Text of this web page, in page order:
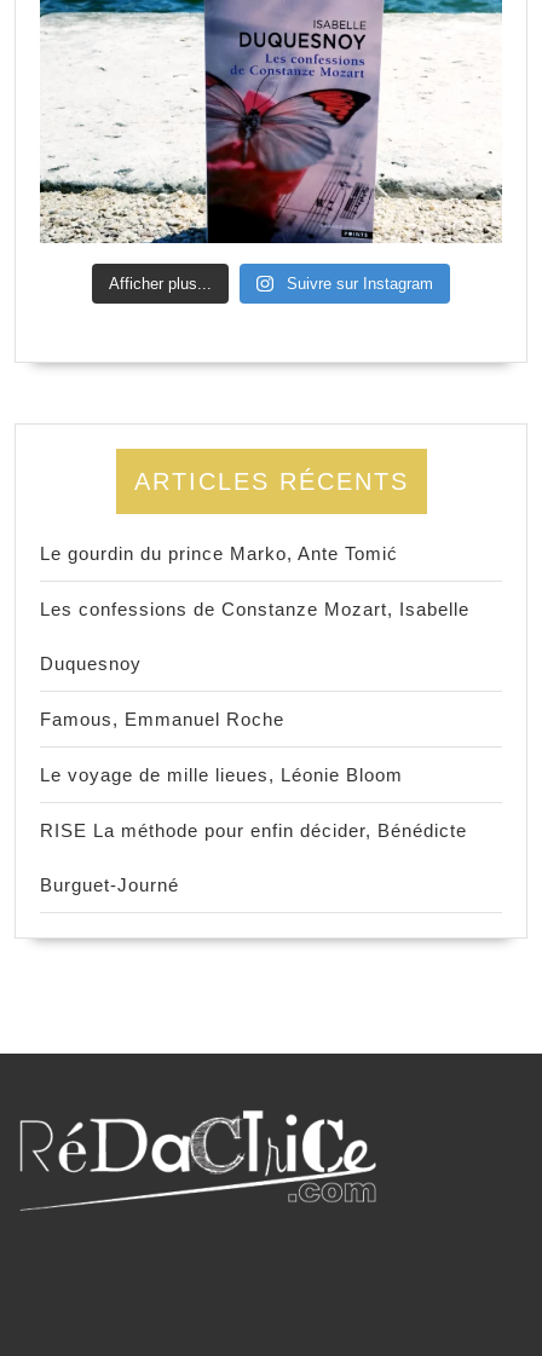
Afficher plus... Suivre sur Instagram
ARTICLES RÉCENTS
Le gourdin du prince Marko, Ante Tomić
Les confessions de Constanze Mozart, Isabelle
Duquesnoy
Famous, Emmanuel Roche
Le voyage de mille lieues, Léonie Bloom
RISE La méthode pour enfin décider, Bénédicte
Burguet-Journé